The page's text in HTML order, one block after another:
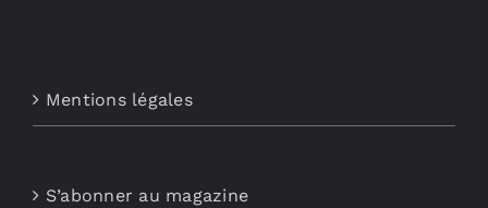
Mentions légales
S’abonner au magazine